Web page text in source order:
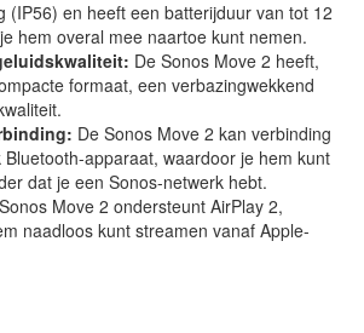
(IP56) en heeft een batterijduur van tot 12
hem overal mee naartoe kunt nemen.
De Sonos Move 2 heeft,
formaat, een verbazingwekkend
De Sonos Move 2 kan verbinding
Bluetooth-apparaat, waardoor je hem kunt
dat je een Sonos-netwerk hebt.
Move 2 ondersteunt AirPlay 2,
naadloos kunt streamen vanaf Apple-